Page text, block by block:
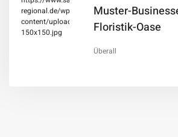
Muster-
Floristik-Oase
Überall